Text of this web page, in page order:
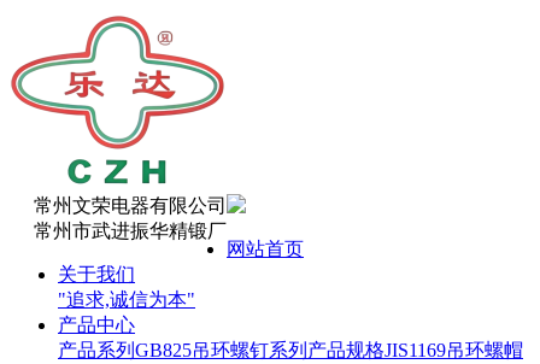
常州文荣电器有限公司
常州市武进振华精锻厂
网站首页
关于我们
"追求,诚信为本"
产品中心
产品系列 GB825吊环螺钉系列产品规格JIS1169吊环螺帽